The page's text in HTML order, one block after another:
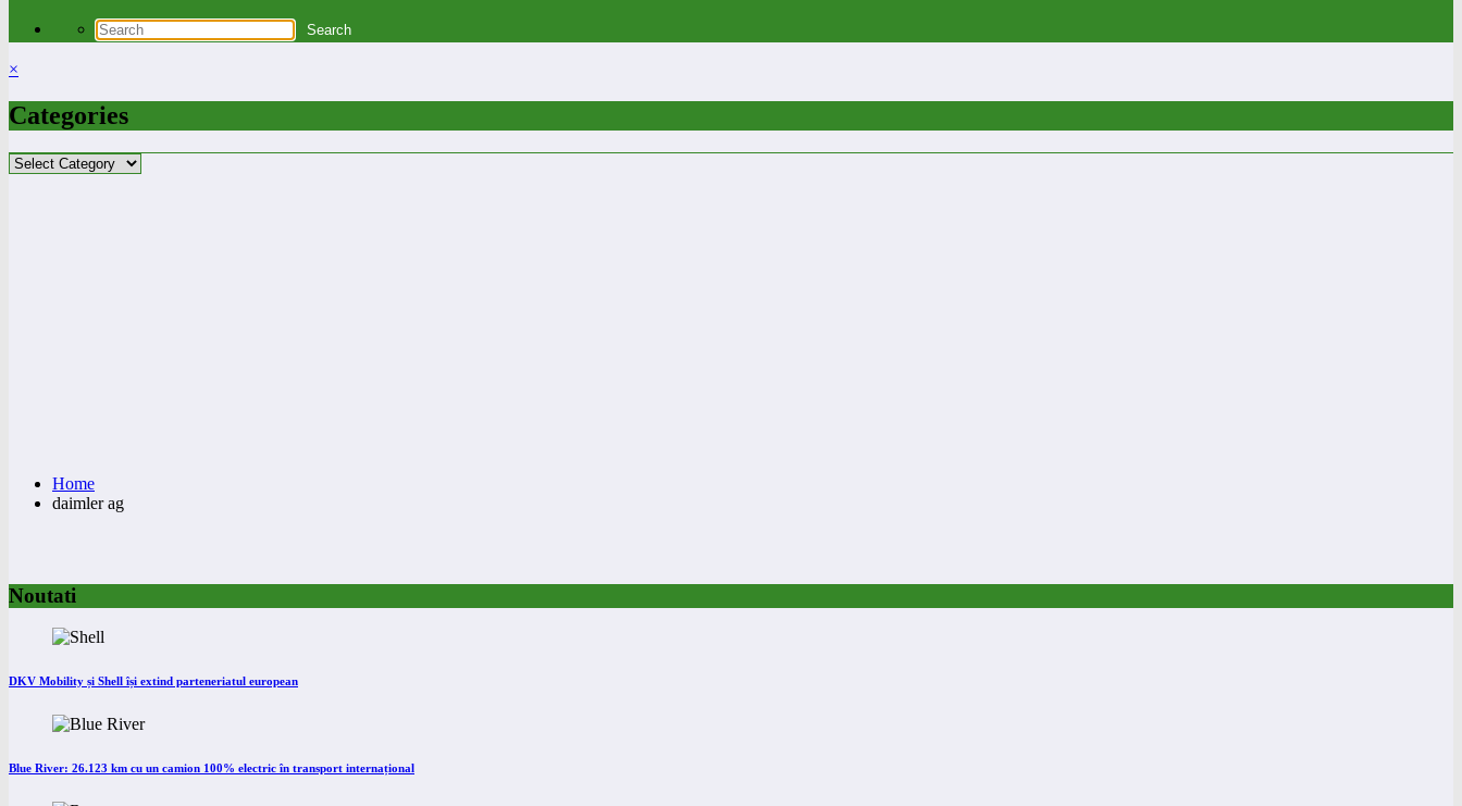
×
Categories
Categories
Home
daimler ag
Noutati
DKV Mobility și Shell își extind parteneriatul european
Blue River: 26.123 km cu un camion 100% electric în transport internațional